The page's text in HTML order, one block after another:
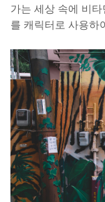
가는 세상 속에 비
를 캐릭터로 사용하